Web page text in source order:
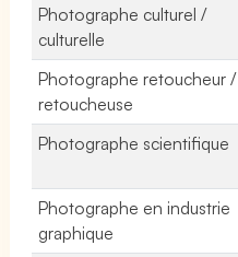
Photographe culturel /
culturelle
Photographe retoucheur /
retoucheuse
Photographe scientifique
Photographe en industrie
graphique